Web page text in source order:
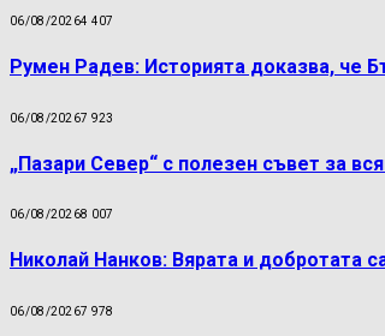
06/08/20264 407
Румен Радев: Историята доказва, че
06/08/20267 923
„Пазари Север“ с полезен съвет за
06/08/20268 007
Николай Нанков: Вярата и добротата
06/08/20267 978